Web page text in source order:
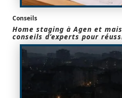
Conseils
Home staging à Agen et
conseils d’experts pour